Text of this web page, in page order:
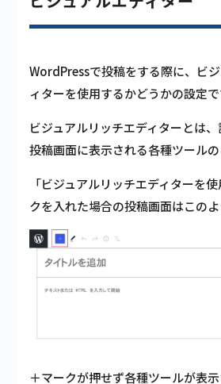
WordPressで投稿をする際に、ビ
ィターを使用するかどうかの設定で
ビジュアルリッチエディターとは
投稿画面に表示される各種ツールの
「ビジュアルリッチエディターを
クを入れた場合の投稿画面はこのよ
＋マークが押せず各種ツールが表示